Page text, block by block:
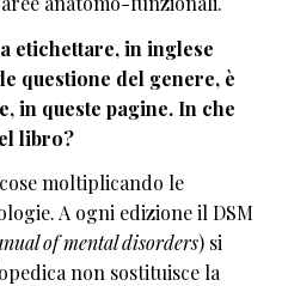
etichettare, in inglese
questione del genere, è
in queste pagine. In che
libro?
moltiplicando le
A ogni edizione il DSM
of mental disorders) si
non sostituisce la